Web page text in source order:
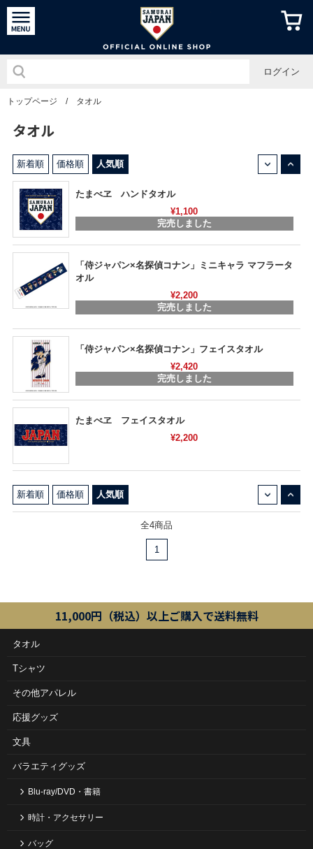
侍ジャパ
ログイン
トップページ / タオル
タオル
新着順 価格順 人気順
たまべヱ ハンドタオル
¥1,100
完売しました
「侍ジャパン×名探偵コナン」ミニキャラ マフラータ
オル
¥2,200
完売しました
「侍ジャパン×名探偵コナン」フェイスタオル
¥2,420
完売しました
たまべヱ フェイスタオル
¥2,200
新着順 価格順 人気順
全4商品
1
11,000円（税込）以上ご購入で送料無料
タオル
Tシャツ
その他アパレル
応援グッズ
文具
バラエティグッズ
Blu-ray/DVD・書籍
時計・アクセサリー
バッグ